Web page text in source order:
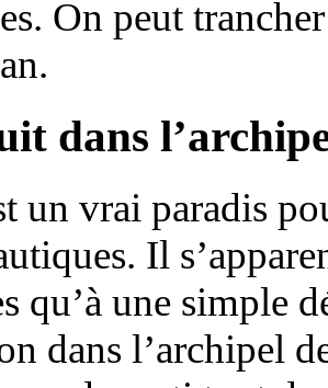
On peut
dans
un vrai paradis
Il
qu’à une simple
dans l’archipel